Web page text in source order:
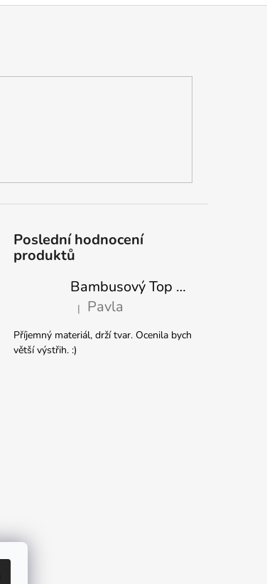
Poslední hodnocení
produktů
Bambusový Top Netopýr Červený 3/4 Rukáv Volný Střih Dámský
Hodnocení produktu je 5 z 5 hvězdiček.
| Pavla
Příjemný materiál, drží tvar. Ocenila bych
větší výstřih. :)